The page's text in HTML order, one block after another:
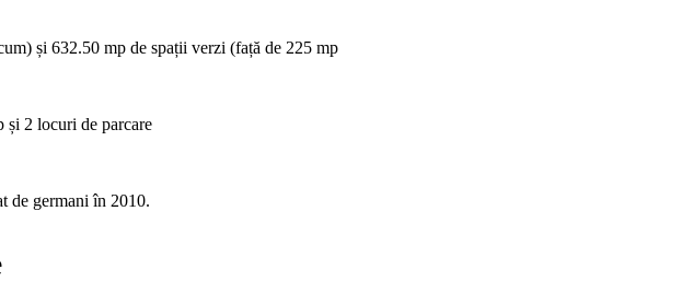
și 632.50 mp de spații verzi (față de 225 mp
și 2 locuri de parcare
de germani în 2010.